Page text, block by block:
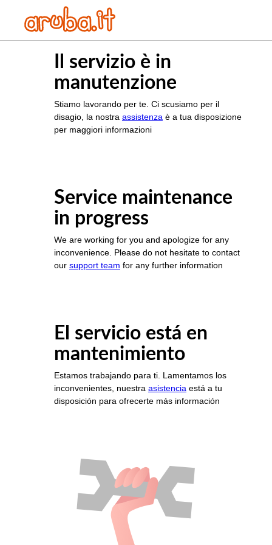
Il servizio è in
manutenzione
Stiamo lavorando per te. Ci scusiamo per il
disagio, la nostra assistenza è a tua disposizione
per maggiori informazioni
Service maintenance
in progress
We are working for you and apologize for any
inconvenience. Please do not hesitate to contact
our support team for any further information
El servicio está en
mantenimiento
Estamos trabajando para ti. Lamentamos los
inconvenientes, nuestra asistencia está a tu
disposición para ofrecerte más información